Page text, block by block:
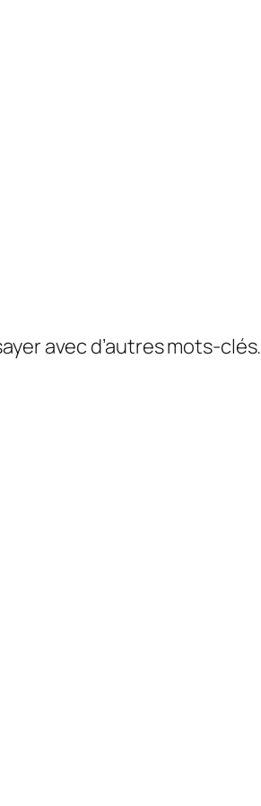
avec d’autres mots-clés.